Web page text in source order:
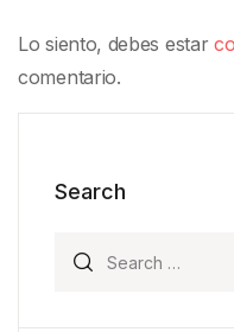
Lo siento, debes estar
comentario.
Search